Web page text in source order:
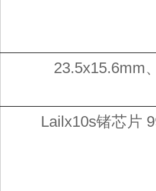
23.5x15.6mm
Lailx10s锗芯片